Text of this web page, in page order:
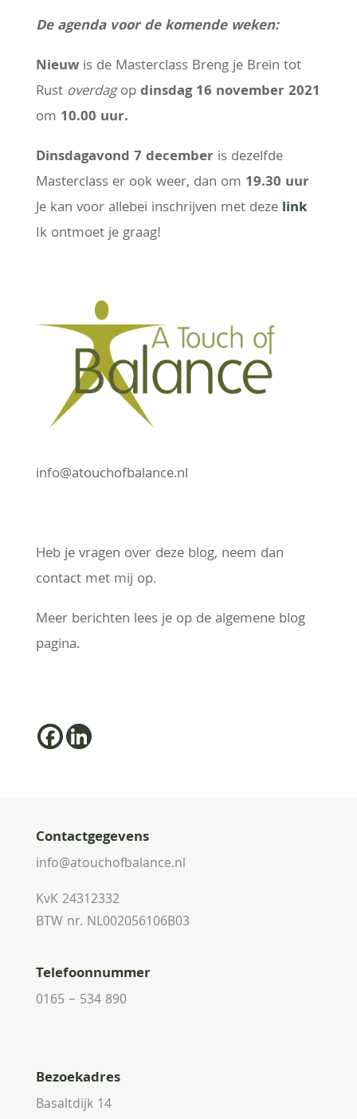
De agenda voor de komende weken:
Nieuwis de Masterclass Breng je Brein tot
Rust overdagopdinsdag 16 november 2021
om 10.00 uur.
Dinsdagavond 7 decemberis dezelfde
Masterclass er ook weer, dan om 19.30 uur
Je kan voor allebei inschrijven met deze link
Ik ontmoet je graag!
info@atouchofbalance.nl
Heb je vragen over deze blog, neem dan
contact met mij op.
Meer berichten lees je op de algemene blog
pagina.
Contactgegevens
info@atouchofbalance.nl
KvK 24312332
BTW nr. NL002056106B03
Telefoonnummer
0165 – 534 890
Bezoekadres
Basaltdijk 14